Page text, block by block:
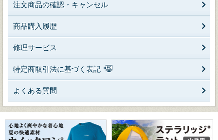
注文商品の確認・キャンセル
商品購入履歴
修理サービス
特定商取引法に基づく表記
よくある質問